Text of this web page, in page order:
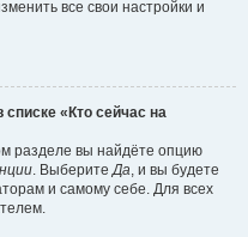
все свои настройки и
«Кто сейчас на
разделе вы найдёте опцию
. ВыберитеДа, и вы будете
и самому себе. Для всех